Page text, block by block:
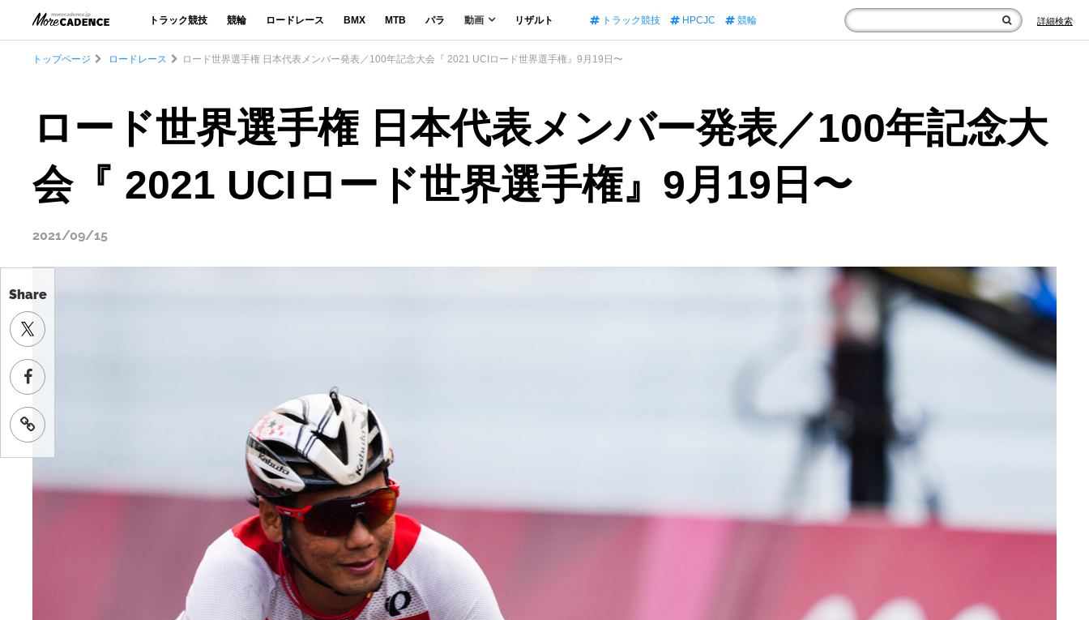
トラック競技 競輪 ロードレース BMX MTB パラ 動画 リザルト トラック競技 HPCJC 競輪 詳細検索
Share
トップページ ロードレース ロード世界選手権 日本代表メンバー発表／100年記念大会『 2021 UCIロード世界選手権』9月19日〜
ロード世界選手権 日本代表メンバー発表／100年記念大
会『 2021 UCIロード世界選手権』9月19日〜
2021/09/15